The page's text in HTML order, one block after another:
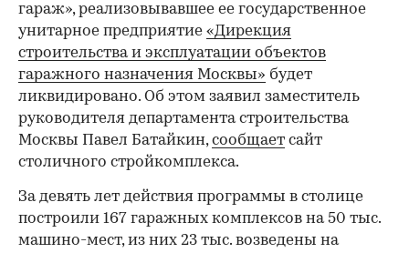
гараж», реализовывавшее ее государственное
унитарное предприятие «Дирекция
строительства и эксплуатации объектов
гаражного назначения Москвы» будет
ликвидировано. Об этом заявил заместитель
руководителя департамента строительства
Москвы Павел Батайкин,сообщает сайт
столичного стройкомплекса.
За девять лет действия программы в столице
построили 167 гаражных комплексов на 50 тыс.
машино-мест, из них 23 тыс. возведены на